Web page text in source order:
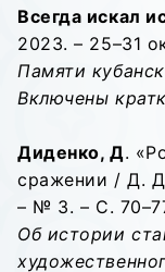
Всегда искал
2023. – 25–31
Памяти
Включены
Диденко, Д.
сражении / Д.
– № 3. – С.
Об истории